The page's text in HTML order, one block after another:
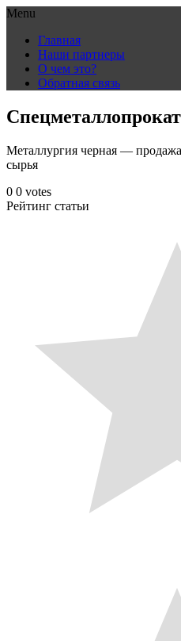
Menu
content
Главная
Наши партнеры
О чем это?
Обратная связь
Металлургия черная —
сырья
0 0 votes
Рейтинг статьи